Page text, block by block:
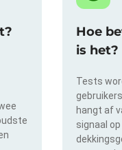
Hoe
is het?
Tests
hangt af
signaal